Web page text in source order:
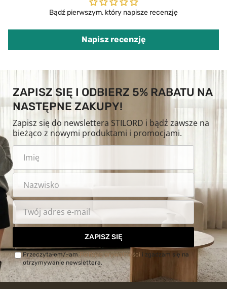
Bądź pierwszym, który napisze recenzję
Napisz recenzję
ZAPISZ SIĘ I ODBIERZ 5% RABATU NA
NASTĘPNE ZAKUPY!
Zapisz się do newslettera STILORD i bądź zawsze na
bieżąco z nowymi produktami i promocjami.
ZAPISZ SIĘ
Przeczytałem/-amPolitykę prywatności i zgadzam się na
otrzymywanie newslettera.